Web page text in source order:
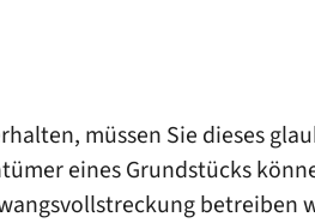
müssen Sie dieses
eines Grundstücks
betreiben